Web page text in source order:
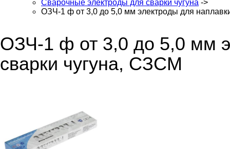
Сварочные электроды для сварки чугуна ->
ОЗЧ-1 ф от 3,0 до 5,0 мм электроды для
ОЗЧ-1 ф от 3,0 до 5,0 мм
сварки чугуна, СЗСМ